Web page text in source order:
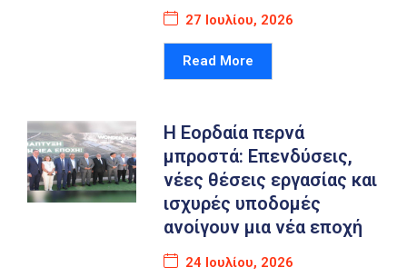
27 Ιουλίου, 2026
Read More
Η Εορδαία περνά
μπροστά: Επενδύσεις,
νέες θέσεις εργασίας και
ισχυρές υποδομές
ανοίγουν μια νέα εποχή
24 Ιουλίου, 2026